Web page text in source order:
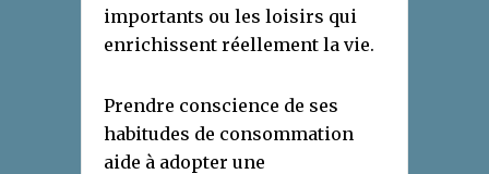
importants ou les loisirs qui
enrichissent réellement la vie.
Prendre conscience de ses
habitudes de consommation
aide à adopter une